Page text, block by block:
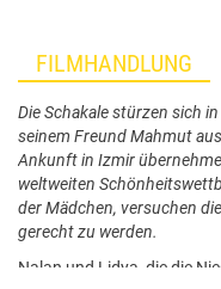
FILMHANDLUNG
Die Schakale stürzen sich
seinem Freund Mahmut
Ankunft in Izmir
weltweiten
der Mädchen, versuchen
gerecht zu werden.
Nalan und Lidya, die die